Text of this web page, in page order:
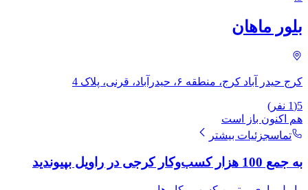
بلور ماهان
کرج حیدر آباد کرج، منطقه ۶، حیدرآباد، قرنی، ​پلاک 4
5
(
1 نفر)
هم اکنون باز است
تماسجزئیات بیشتر
به جمع 100 هزار کسب‌وکار کرجی در راویل بپیوندید